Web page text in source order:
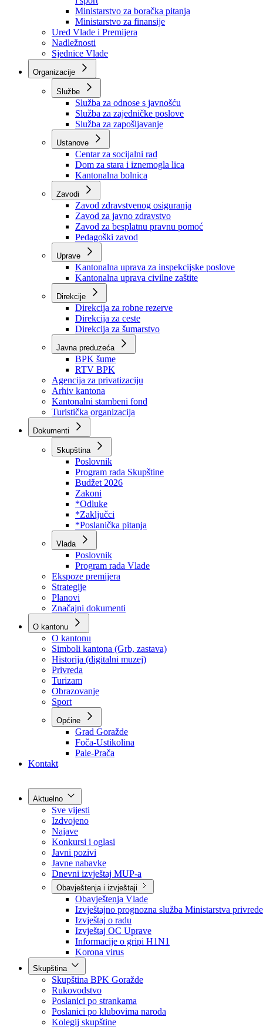
zaštitu okoline
Ministarstvo za obrazovanje, mlade, nauku,
i sport
Ministarstvo za boračka pitanja
Ministarstvo za finansije
Ured Vlade i Premijera
Nadležnosti
Sjednice Vlade
Organizacije
Službe
Služba za odnose s javnošću
Služba za zajedničke poslove
Služba za zapošljavanje
Ustanove
Centar za socijalni rad
Dom za stara i iznemogla lica
Kantonalna bolnica
Zavodi
Zavod zdravstvenog osiguranja
Zavod za javno zdravstvo
Zavod za besplatnu pravnu pomoć
Pedagoški zavod
Kantonalna uprava za inspekcijske poslove
Kantonalna uprava civilne zaštite
Direkcije
Direkcija za robne rezerve
Direkcija za ceste
Direkcija za šumarstvo
Javna preduzeća
BPK šume
RTV BPK
Agencija za privatizaciju
Arhiv kantona
Kantonalni stambeni fond
Turistička organizacija
Dokumenti
Skupština
Poslovnik
Program rada Skupštine
Budžet 2026
Zakoni
*Odluke
*Zaključci
*Poslanička pitanja
Vlada
Poslovnik
Program rada Vlade
Ekspoze premijera
Strategije
Planovi
Značajni dokumenti
O kantonu
O kantonu
Simboli kantona (Grb, zastava)
Historija (digitalni muzej)
Privreda
Turizam
Obrazovanje
Sport
Općine
Kontakt
Aktuelno
Sve vijesti
Izdvojeno
Najave
Konkursi i oglasi
Javni pozivi
Javne nabavke
Dnevni izvještaj MUP-a
Obavještenja i izvještaji
Obavještenja Vlade
Izvještajno prognozna služba Ministarstva privrede
Izvještaj o radu
Izvještaj OC Uprave
Informacije o gripi H1N1
Korona virus
Skupština
Skupština BPK Goražde
Rukovodstvo